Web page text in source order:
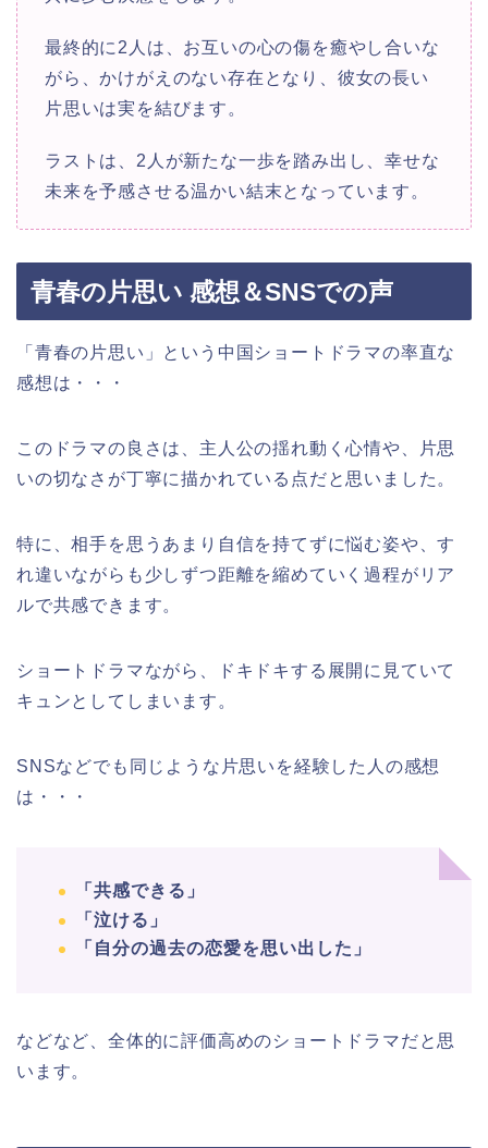
最終的に2人は、お互いの心の傷を癒やし合いな
がら、かけがえのない存在となり、彼女の長い
片思いは実を結びます。
ラストは、2人が新たな一歩を踏み出し、幸せな
未来を予感させる温かい結末となっています。
青春の片思い 感想＆SNSでの声
「青春の片思い」という中国ショートドラマの率直な
感想は・・・
このドラマの良さは、主人公の揺れ動く心情や、片思
いの切なさが丁寧に描かれている点だと思いました。
特に、相手を思うあまり自信を持てずに悩む姿や、す
れ違いながらも少しずつ距離を縮めていく過程がリア
ルで共感できます。
ショートドラマながら、ドキドキする展開に見ていて
キュンとしてしまいます。
SNSなどでも同じような片思いを経験した人の感想
は・・・
「共感できる」
「泣ける」
「自分の過去の恋愛を思い出した」
などなど、全体的に評価高めのショートドラマだと思
います。